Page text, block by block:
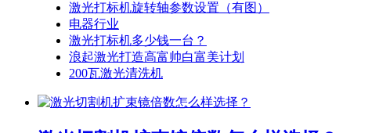
激光打标机旋转轴参数设置（有图）
电器行业
激光打标机多少钱一台？
浪起激光打造高富帅白富美计划
200瓦激光清洗机